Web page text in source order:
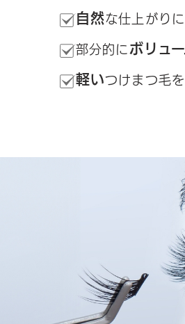
自然な仕上がり
部分的にボリュ
軽いつけまつ毛